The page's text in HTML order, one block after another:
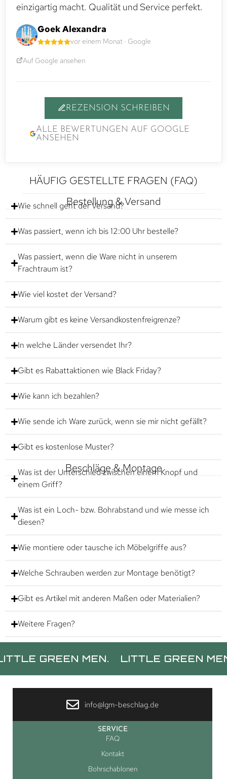
einzigartig macht. Qualität und Service perfekt.
Goek Alexandra
vor einem Monat · Google
Auf Google ansehen
REZENSION SCHREIBEN
ALLE BEWERTUNGEN AUF GOOGLE
ANSEHEN
HÄUFIG GESTELLTE FRAGEN (FAQ)
Bestellung & Versand
Wie schnell geht der Versand?
Was passiert, wenn ich bis 12:00 Uhr bestelle?
Was passiert, wenn die Ware nicht in unserem
Frachtraum ist?
Wie viel kostet der Versand?
Warum gibt es keine Versandkostenfreigrenze?
In welche Länder versendet Ihr?
Gibt es Rabattaktionen wie Black Friday?
Wie kann ich bezahlen?
Wie sende ich Ware zurück, wenn sie mir nicht gefällt?
Gibt es kostenlose Muster?
Beschläge & Montage
Was ist der Unterschied zwischen einem Knopf und
einem Griff?
Was ist ein Loch- bzw. Bohrabstand und wie messe ich
diesen?
Wie montiere oder tausche ich Möbelgriffe aus?
Welche Schrauben werden zur Montage benötigt?
Gibt es Artikel mit anderen Maßen oder Materialien?
Weitere Fragen?
GREEN MEN. LITTLE GREEN MEN.
info@lgm-beschlag.de
SERVICE
FAQ
Kontakt
Bohrschablonen